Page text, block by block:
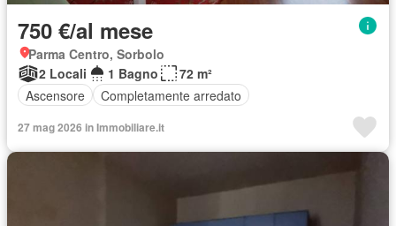
750 €/al mese
Parma Centro, Sorbolo
2 Locali
1 Bagno
72 m²
Ascensore
Completamente arredato
27 mag 2026 in Immobiliare.it